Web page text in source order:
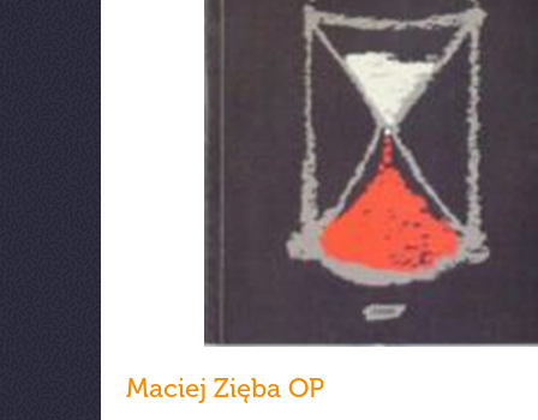
Maciej Zięba OP